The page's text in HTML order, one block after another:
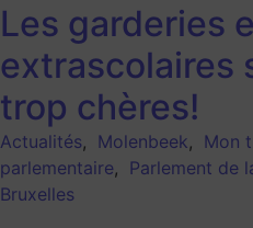
Les garderies
extrascolaires
trop chères!
Actualités, Molenbeek, Mon
parlementaire, Parlement de
Bruxelles